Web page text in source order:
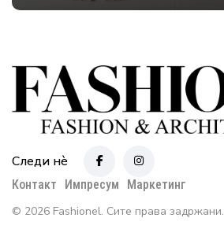
Следи нè
Контакт Импресум
Маркетинг
© 2026 Fashionel. Сите права задржани.